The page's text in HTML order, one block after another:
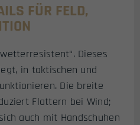
FÜR FELD,
Dieses
in taktischen und
Die breite
Flattern bei Wind;
auch mit Handschuhen